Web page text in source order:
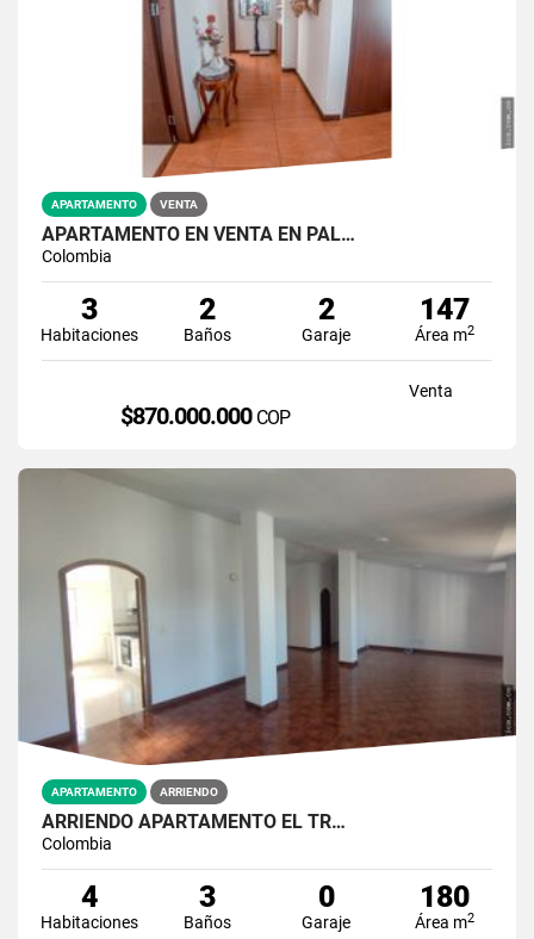
APARTAMENTO VENTA
APARTAMENTO EN VENTA EN PAL…
Colombia
3
Habitaciones
2
Baños
2
Garaje
147
Área m2
Venta
$870.000.000 COP
APARTAMENTO ARRIENDO
ARRIENDO APARTAMENTO EL TR…
Colombia
4
Habitaciones
3
Baños
0
Garaje
180
Área m2